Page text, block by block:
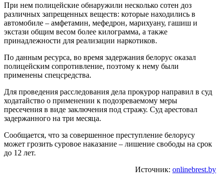
При нем полицейские обнаружили несколько сотен доз
различных запрещенных веществ: которые находились в
автомобиле – амфетамин, мефедрон, марихуану, гашиш и
экстази общим весом более килограмма, а также
принадлежности для реализации наркотиков.
По данным ресурса, во время задержания белорус оказал
полицейским сопротивление, поэтому к нему были
применены спецсредства.
Для проведения расследования дела прокурор направил в суд
ходатайство о применении к подозреваемому меры
пресечения в виде заключения под стражу. Суд арестовал
задержанного на три месяца.
Сообщается, что за совершенное преступление белорусу
может грозить суровое наказание – лишение свободы на срок
до 12 лет.
Источник: onlinebrest.by